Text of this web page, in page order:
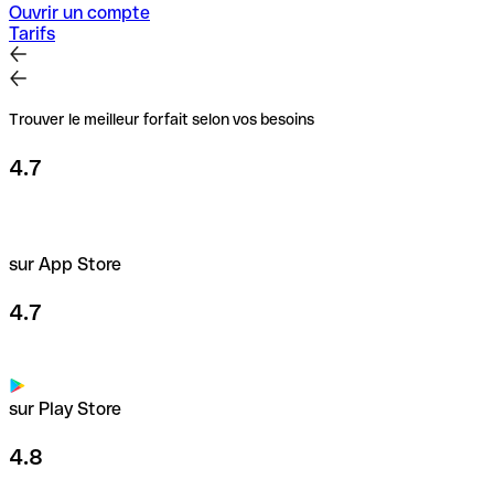
Ouvrir un compte
Tarifs
Trouver le meilleur forfait selon vos besoins
4.7
sur App Store
4.7
sur Play Store
4.8